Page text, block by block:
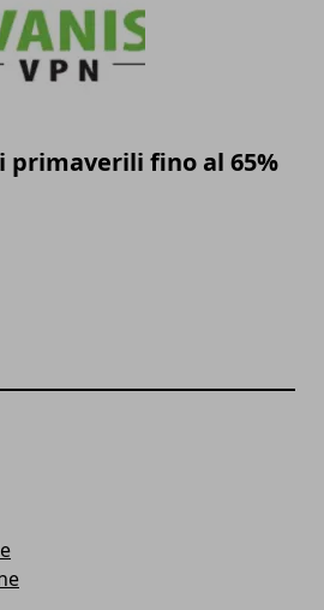
primaverili fino al 65%